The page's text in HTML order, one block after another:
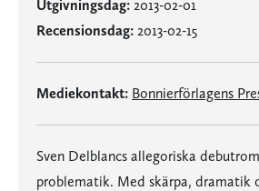
Utgivningsdag: 2013-02-01
Recensionsdag: 2013-02-15
Mediekontakt: Bonnierförlagens
Sven Delblancs allegoriska
problematik. Med skärpa, dramatik